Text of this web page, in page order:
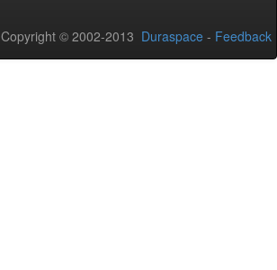
Copyright © 2002-2013 Duraspace - Feedback